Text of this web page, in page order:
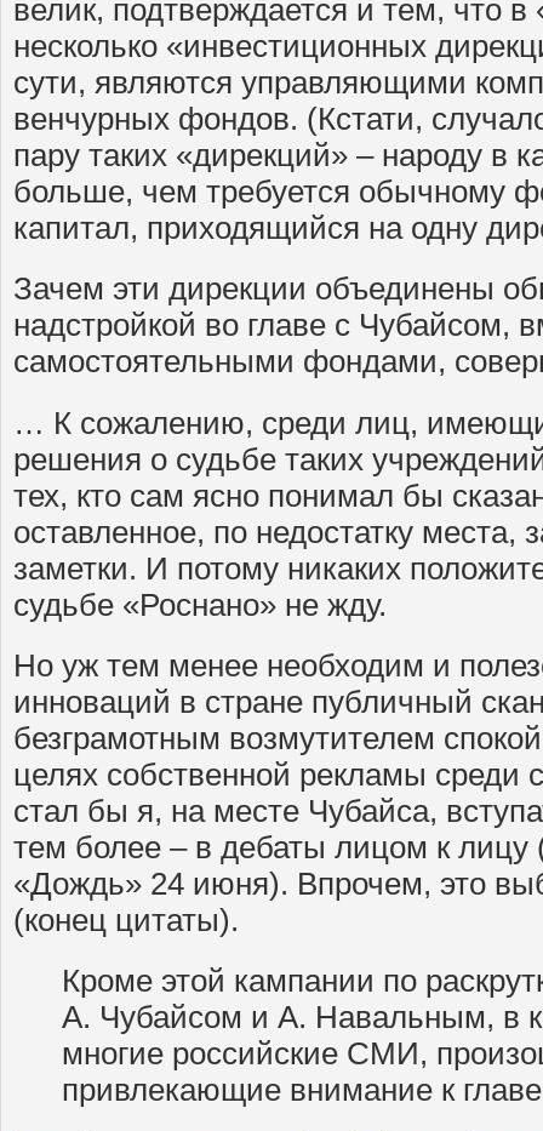
велик, подтверждается и тем, что в
несколько «инвестиционных
сути, являются управляющими
венчурных фондов. (Кстати,
пару таких «дирекций» – народу в
больше, чем требуется обычному
капитал, приходящийся на одну
Зачем эти дирекции объединены
надстройкой во главе с Чубайсом,
самостоятельными фондами,
… К сожалению, среди лиц,
решения о судьбе таких
тех, кто сам ясно понимал бы
оставленное, по недостатку места,
заметки. И потому никаких
судьбе «Роснано» не жду.
Но уж тем менее необходим и
инноваций в стране публичный
безграмотным возмутителем
целях собственной рекламы среди
стал бы я, на месте Чубайса,
тем более – в дебаты лицом к лицу
«Дождь» 24 июня). Впрочем, это
(конец цитаты).
Кроме этой кампании по
А. Чубайсом и А. Навальным, в
многие российские СМИ,
привлекающие внимание к